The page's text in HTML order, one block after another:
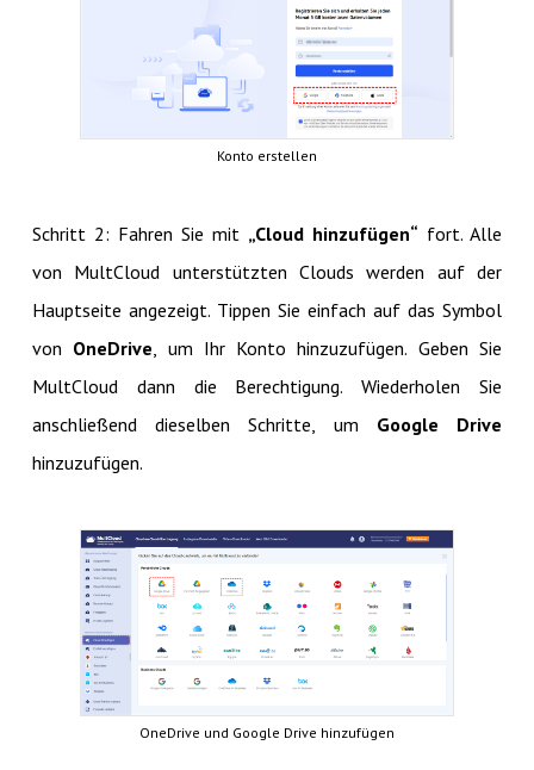
Konto erstellen
Schritt 2: Fahren Sie mit „Cloud hinzufügen“ fort. Alle
von MultCloud unterstützten Clouds werden auf der
Hauptseite angezeigt. Tippen Sie einfach auf das Symbol
von OneDrive , um Ihr Konto hinzuzufügen. Geben Sie
MultCloud dann die Berechtigung. Wiederholen Sie
anschließend dieselben Schritte, um Google Drive
hinzuzufügen.
OneDrive und Google Drive hinzufügen